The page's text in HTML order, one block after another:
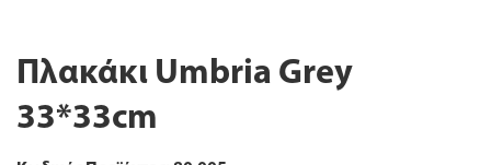
Πλακάκι Umbria Grey
33*33cm